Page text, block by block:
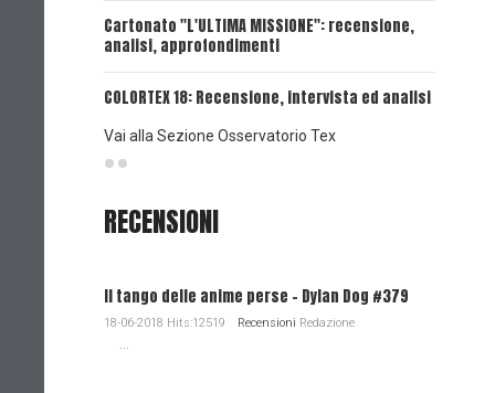
Cartonato "L'ULTIMA MISSIONE": recensione,
analisi, approfondimenti
COLORTEX 18: Recensione, intervista ed analisi
Vai alla Sezione Osservatorio Tex
RECENSIONI
Il tango delle anime perse - Dylan Dog #379
18-06-2018 Hits:12519 Recensioni Redazione
...